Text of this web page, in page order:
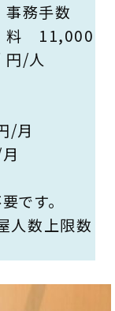
事務手数
料 11,000
円/人
/月
です。
人数上限数